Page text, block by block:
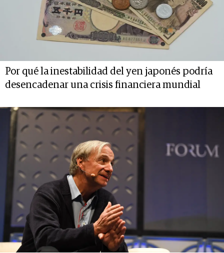
Por qué la inestabilidad del yen japonés podría
desencadenar una crisis financiera mundial